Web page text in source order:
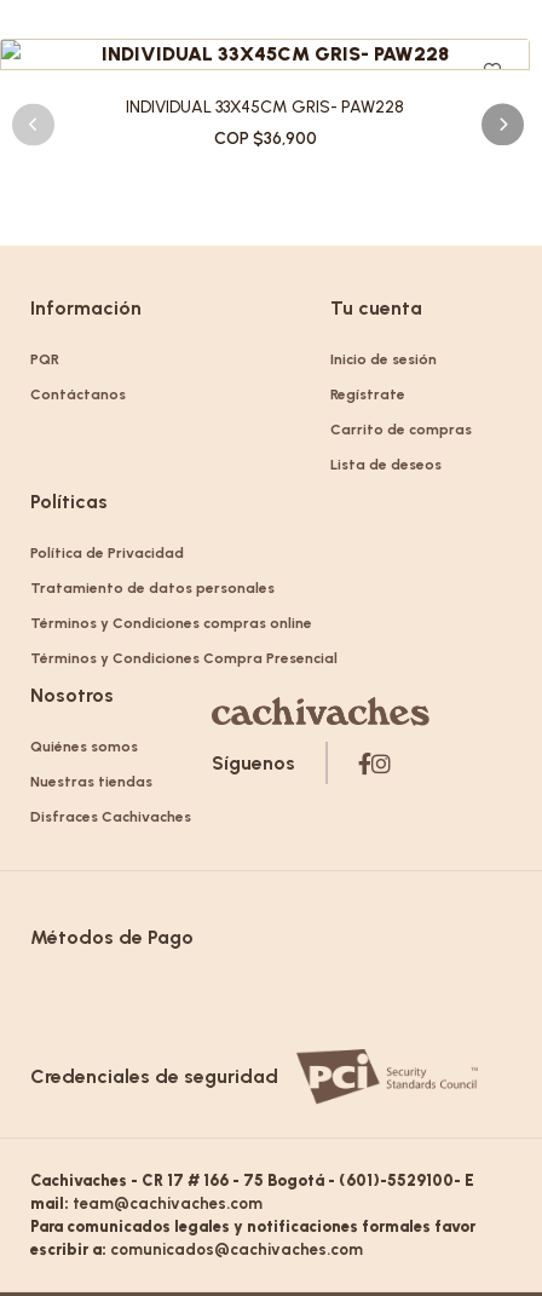
INDIVIDUAL 33X45CM GRIS- PAW228
COP $36,900
Información
PQR
Contáctanos
Tu cuenta
Inicio de sesión
Regístrate
Carrito de compras
Lista de deseos
Políticas
Política de Privacidad
Tratamiento de datos personales
Términos y Condiciones compras online
Términos y Condiciones Compra Presencial
Nosotros
Quiénes somos
Nuestras tiendas
Disfraces Cachivaches
Síguenos
Métodos de Pago
Credenciales de seguridad
Cachivaches - CR 17 # 166 - 75 Bogotá - (601)-5529100- E
mail: team@cachivaches.com
Para comunicados legales y notificaciones formales favor
escribir a: comunicados@cachivaches.com